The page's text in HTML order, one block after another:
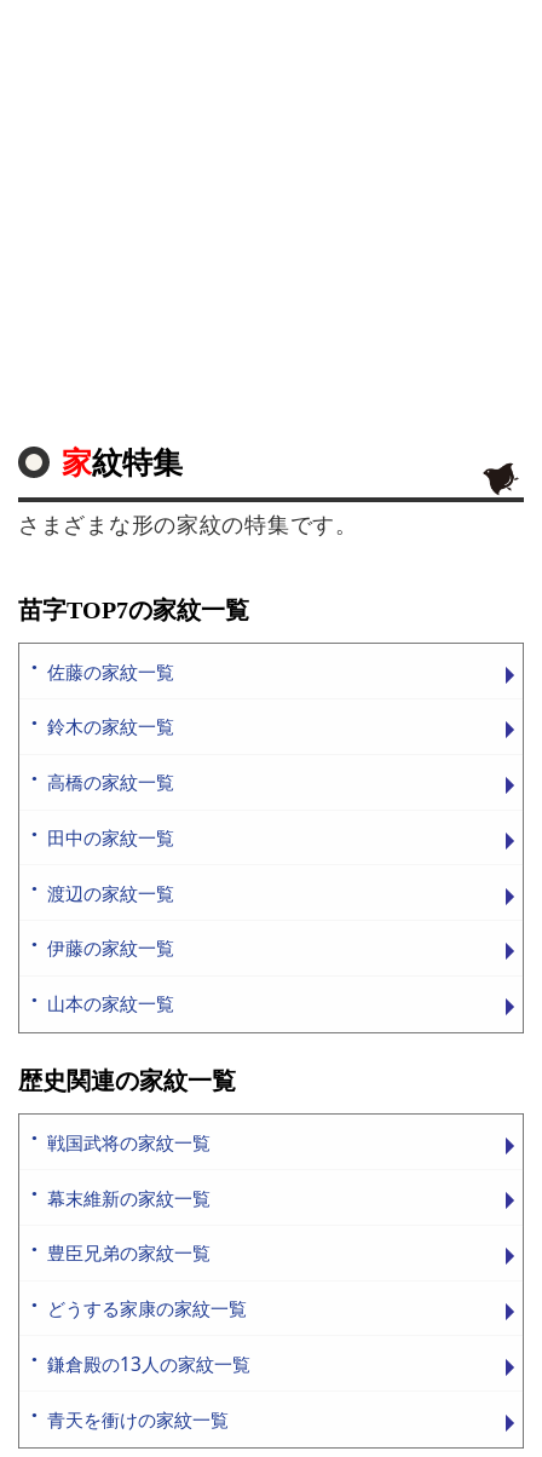
家紋特集
さまざまな形の家紋の特集です。
苗字TOP7の家紋一覧
佐藤の家紋一覧
鈴木の家紋一覧
高橋の家紋一覧
田中の家紋一覧
渡辺の家紋一覧
伊藤の家紋一覧
山本の家紋一覧
歴史関連の家紋一覧
戦国武将の家紋一覧
幕末維新の家紋一覧
豊臣兄弟の家紋一覧
どうする家康の家紋一覧
鎌倉殿の13人の家紋一覧
青天を衝けの家紋一覧